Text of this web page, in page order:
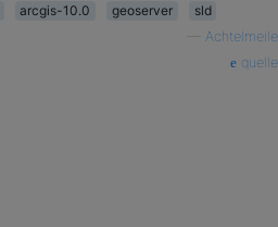
arcgis-10.0 geoserver
sld
Achtelmeile
quelle